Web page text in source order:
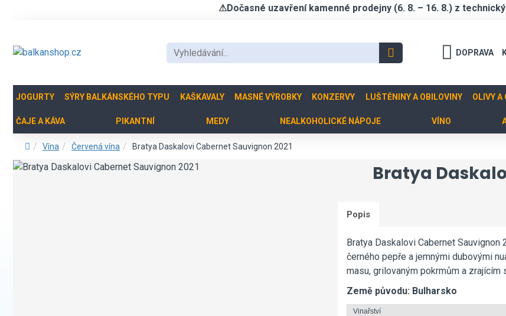
⚠Dočasné uzavření kamenné prodejny (6. 8. – 16. 8.) z
DOPRAVA
JOGURTY SÝRY BALKÁNSKÉHO TYPU KAŠKAVALY MASNÉ VÝROBKY KONZERVY LUŠTĚNINY A OBILOVINY OLIVY A
ČAJE A KÁVA PIKANTNÍ MEDY NEALKOHOLICKÉ NÁPOJE VÍNO
Vína Červená vína Bratya Daskalovi Cabernet Sauvignon 2021
Bratya
Popis
Bratya Daskalovi Cabernet
černého pepře a jemnými dubovými
masu, grilovaným pokrmům a zrajícím
Země původu: Bulharsko
Vinařství